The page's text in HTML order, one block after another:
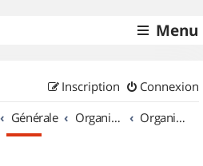
Menu
Connexion
Inscription
Générale Organisation de sorties & Recherche de partenaires Organisation de sorties en région Aquitaine